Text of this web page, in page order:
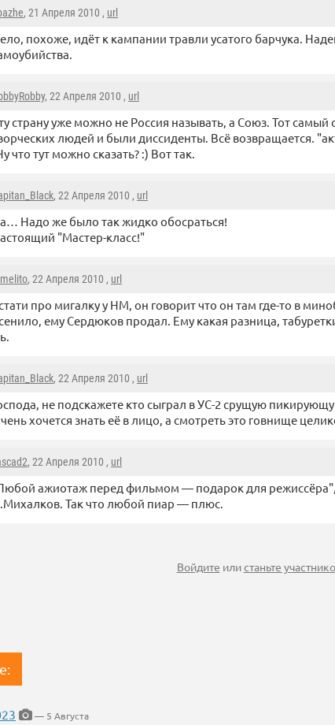
, 21 Апреля 2010 , url
похоже, идёт к кампании травли усатого барчука.
, 22 Апреля 2010 , url
страну уже можно не Россия называть, а Союз. Тот самый
людей и были диссиденты. Всё возвращается.
что тут можно сказать? :) Вот так.
, 22 Апреля 2010 , url
Надо же было так жидко обосраться!
"Мастер-класс!"
, 22 Апреля 2010 , url
про мигалку у НМ, он говорит что он там где-то в
ему Сердюков продал. Ему какая разница,
, 22 Апреля 2010 , url
не подскажете кто сыграл в УС-2 срущую
хочется знать её в лицо, а смотреть это говнище
, 22 Апреля 2010 , url
ажиотаж перед фильмом — подарок для
Так что любой пиар — плюс.
Войдите илистаньте
— 5 Августа